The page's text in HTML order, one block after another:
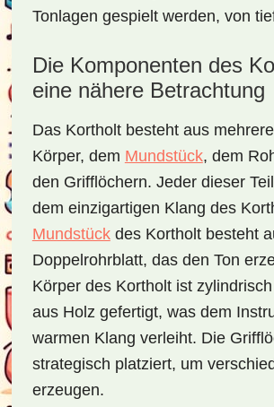
Tonlagen gespielt werden, von
Die Komponenten des
eine nähere Betrachtung
Das Kortholt besteht aus
Körper, dem Mundstück, dem
den Grifflöchern. Jeder dieser
dem einzigartigen Klang des
Mundstückdes Kortholt besteht
Doppelrohrblatt, das den Ton
Körper des Kortholt ist
aus Holz gefertigt, was dem
warmen Klang verleiht. Die
strategisch platziert, um
erzeugen.